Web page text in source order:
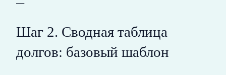
—
Шаг 2. Сводная таблица
долгов: базовый шаблон